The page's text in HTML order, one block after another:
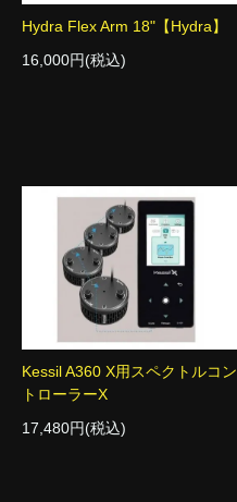
Hydra Flex Arm 18"【Hydra】
16,000円(税込)
Kessil A360 X用スペクトルコン
トローラーX
17,480円(税込)